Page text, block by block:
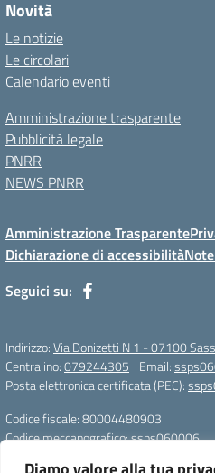
Novità
Le notizie
Le circolari
Calendario eventi
Amministrazione trasparente
Pubblicità legale
PNRR
NEWS PNRR
Amministrazione Trasparente
Dichiarazione di accessibilità
Seguici su:
Indirizzo:Via Donizetti N 1 - 07100
Centralino:079244305 Email:
Posta elettronica certificata (PEC):
Codice fiscale: 80004480903
Codice meccanografico:ssps060006